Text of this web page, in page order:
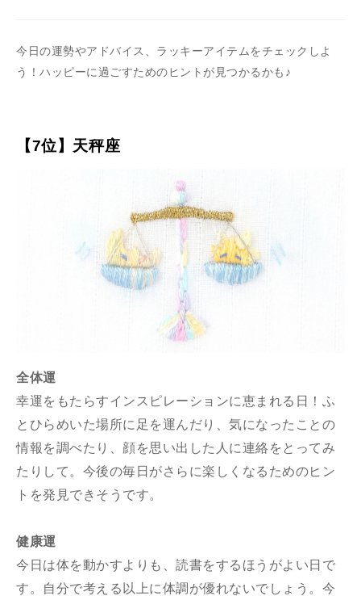
今日の運勢やアドバイス、ラッキーアイテムをチェックしよ
う！ハッピーに過ごすためのヒントが見つかるかも♪
【7位】天秤座
全体運
幸運をもたらすインスピレーションに恵まれる日！ふ
とひらめいた場所に足を運んだり、気になったことの
情報を調べたり、顔を思い出した人に連絡をとってみ
たりして。今後の毎日がさらに楽しくなるためのヒン
トを発見できそうです。
健康運
今日は体を動かすよりも、読書をするほうがよい日で
す。自分で考える以上に体調が優れないでしょう。今